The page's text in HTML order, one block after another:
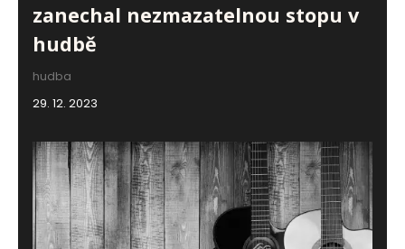
zanechal nezmazatelnou stopu v
hudbě
hudba
29. 12. 2023